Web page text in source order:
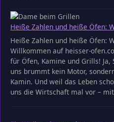
Heiße Zahlen und heiße Öfen:
Heiße Zahlen und heiße Öfen:
Willkommen auf heisser-
für Öfen, Kamine und Grills!
uns brummt kein Motor,
Kamin. Und weil das Leben
uns die Wirtschaft mal vor –